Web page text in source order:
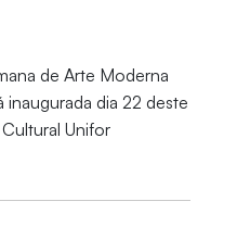
de Arte Moderna
inaugurada dia 22 deste
Unifor